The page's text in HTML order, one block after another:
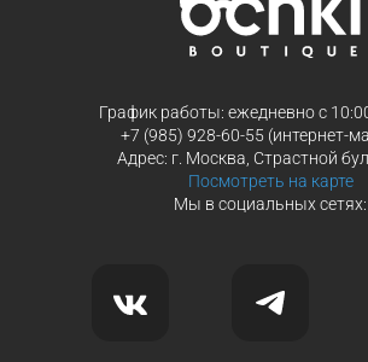
График работы: ежедневно с
+7 (985) 928-60-55 (интернет-
Адрес: г. Москва, Страстной
Посмотреть на карте
Мы в социальных сетях: